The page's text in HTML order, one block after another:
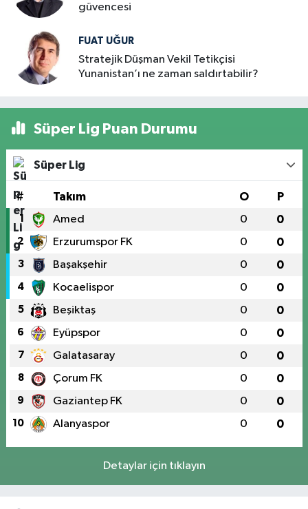
güvencesi
FUAT UĞUR
Stratejik Düşman Vekil Tetikçisi
Yunanistan’ı ne zaman saldırtabilir?
Süper Lig Puan Durumu
Süper Lig
# Takım O P
1 Amed 0 0
2 Erzurumspor FK 0 0
3 Başakşehir 0 0
4 Kocaelispor 0 0
5 Beşiktaş 0 0
6 Eyüpspor 0 0
7 Galatasaray 0 0
8 Çorum FK 0 0
9 Gaziantep FK 0 0
10 Alanyaspor 0 0
Detaylar için tıklayın